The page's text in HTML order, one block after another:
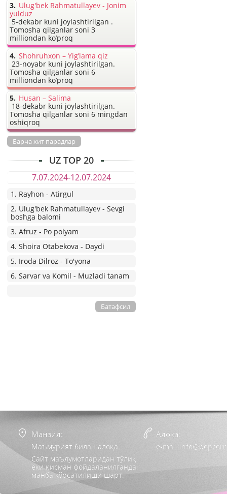
Ulug'bek Rahmatullayev - Jonim
yulduz
5-dekabr kuni joylashtirilgan .
Tomosha qilganlar soni 3
milliondan ko’proq
Shohruhxon – Yig’lama qiz
23-noyabr kuni joylashtirilgan.
Tomosha qilganlar soni 6
milliondan ko’proq
Husan – Salima
18-dekabr kuni joylashtirilgan.
Tomosha qilganlar soni 6 mingdan
oshiqroq
Барча хит парадлар
UZ TOP 20
7.07.2024-12.07.2024
1. Rayhon - Atirgul
2. Ulug'bek Rahmatullayev - Sevgi
boshga balomi
3. Afruz - Po polyam
4. Shoira Otabekova - Daydi
5. Iroda Dilroz - To'yona
6. Sarvar va Komil - Muzladi tanam
Батафсил
Манзил:
Маъмурият билан алоқа
Сайт маълумотларидан тўлиқ
ёки қисман фойдаланилганда,
манба кўрсатилиши шарт.
Алоқа:
e-